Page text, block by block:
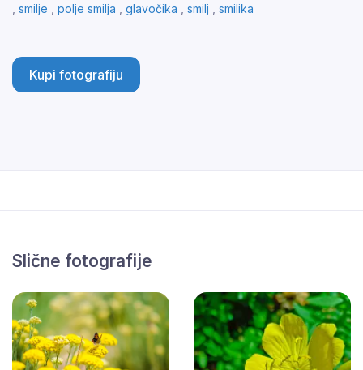
smilje polje smilja glavočika smilj smilika
Kupi fotografiju
Slične fotografije